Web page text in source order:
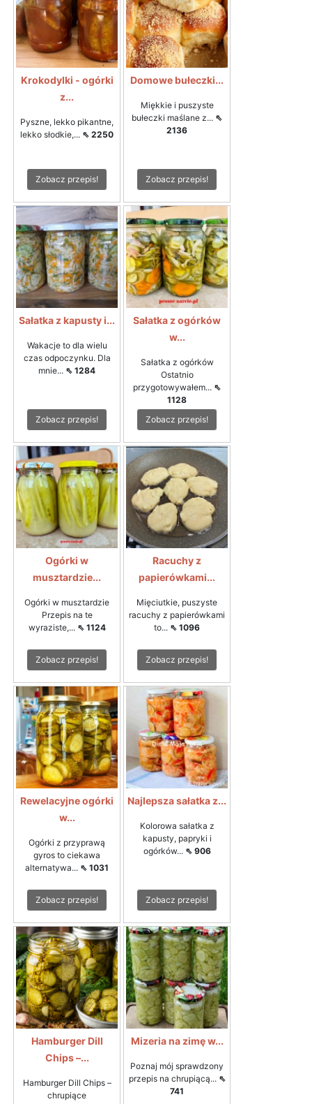
Krokodylki - ogórki
z...
Pyszne, lekko pikantne,
lekko słodkie,... ⇖ 2250
Zobacz przepis!
Domowe bułeczki...
Miękkie i puszyste
bułeczki maślane z... ⇖
2136
Zobacz przepis!
Sałatka z kapusty i...
Wakacje to dla wielu
czas odpoczynku. Dla
mnie... ⇖ 1284
Zobacz przepis!
Sałatka z ogórków
w...
Sałatka z ogórków
Ostatnio
przygotowywałem... ⇖
1128
Zobacz przepis!
Ogórki w
musztardzie...
Ogórki w musztardzie
Przepis na te
wyraziste,... ⇖ 1124
Zobacz przepis!
Racuchy z
papierówkami...
Mięciutkie, puszyste
racuchy z papierówkami
to... ⇖ 1096
Zobacz przepis!
Rewelacyjne ogórki
w...
Ogórki z przyprawą
gyros to ciekawa
alternatywa... ⇖ 1031
Zobacz przepis!
Najlepsza sałatka z...
Kolorowa sałatka z
kapusty, papryki i
ogórków... ⇖ 906
Zobacz przepis!
Hamburger Dill
Chips –...
Hamburger Dill Chips –
chrupiące
Mizeria na zimę w...
Poznaj mój sprawdzony
przepis na chrupiącą... ⇖
741